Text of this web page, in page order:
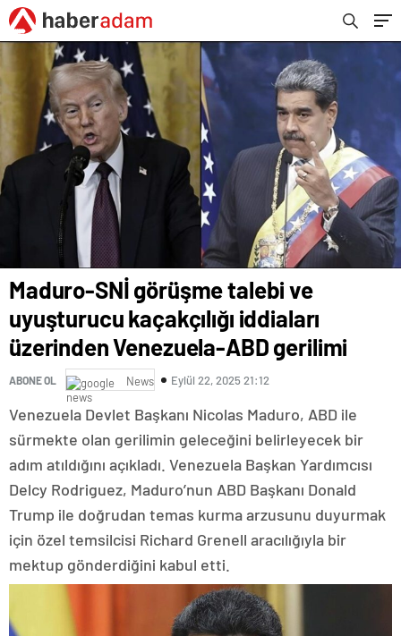
gerilimi
Maduro-SNİ görüşme talebi ve
uyuşturucu kaçakçılığı iddiaları
üzerinden Venezuela-ABD gerilimi
ABONE OL News Eylül 22, 2025 21:12
Venezuela Devlet Başkanı Nicolas Maduro, ABD ile
sürmekte olan gerilimin geleceğini belirleyecek bir
adım atıldığını açıkladı. Venezuela Başkan Yardımcısı
Delcy Rodriguez, Maduro’nun ABD Başkanı Donald
Trump ile doğrudan temas kurma arzusunu duyurmak
için özel temsilcisi Richard Grenell aracılığıyla bir
mektup gönderdiğini kabul etti.